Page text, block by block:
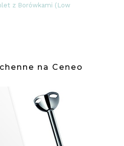
z Borówkami (Low
na Ceneo